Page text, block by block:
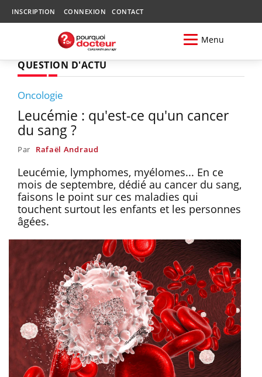
INSCRIPTION CONNEXION CONTACT
Menu
QUESTION D'ACTU
Oncologie
Leucémie : qu'est-ce qu'un cancer
du sang ?
Par Rafaël Andraud
Leucémie, lymphomes, myélomes... En ce
mois de septembre, dédié au cancer du sang,
faisons le point sur ces maladies qui
touchent surtout les enfants et les personnes
âgées.